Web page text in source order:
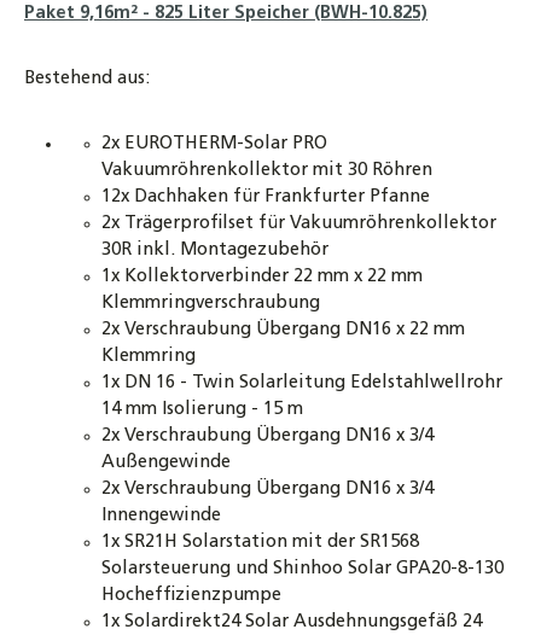
Paket 9,16m² - 825 Liter Speicher (BWH-10.825)
Bestehend aus:
2x EUROTHERM-Solar PRO
Vakuumröhrenkollektor mit 30 Röhren
12x Dachhaken für Frankfurter Pfanne
2x Trägerprofilset für Vakuumröhrenkollektor
30R inkl. Montagezubehör
1x Kollektorverbinder 22 mm x 22 mm
Klemmringverschraubung
2x Verschraubung Übergang DN16 x 22 mm
Klemmring
1x DN 16 - Twin Solarleitung Edelstahlwellrohr
14 mm Isolierung - 15 m
2x Verschraubung Übergang DN16 x 3/4
Außengewinde
2x Verschraubung Übergang DN16 x 3/4
Innengewinde
1x SR21H Solarstation mit der SR1568
Solarsteuerung und Shinhoo Solar GPA20-8-130
Hocheffizienzpumpe
1x Solardirekt24 Solar Ausdehnungsgefäß 24